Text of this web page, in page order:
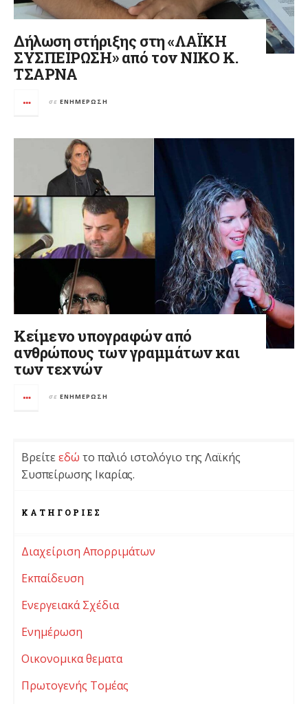
Δήλωση στήριξης στη «ΛΑΪΚΗ
ΣΥΣΠΕΙΡΩΣΗ» από τον ΝΙΚΟ Κ.
ΤΣΑΡΝΑ
σε ΕΝΗΜΈΡΩΣΗ
Κείμενο υπογραφών από
ανθρώπους των γραμμάτων και
των τεχνών
σε ΕΝΗΜΈΡΩΣΗ
Βρείτεεδώ το παλιό ιστολόγιο της Λαϊκής
Συσπείρωσης Ικαρίας.
KΑΤΗΓΟΡΊΕΣ
Διαχείριση Απορριμάτων
Εκπαίδευση
Ενεργειακά Σχέδια
Ενημέρωση
Οικονομικα θεματα
Πρωτογενής Τομέας